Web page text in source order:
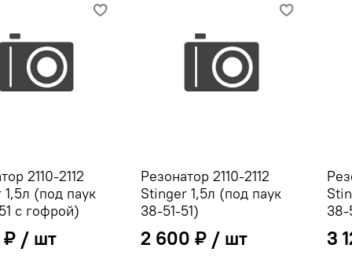
2110-2112
(под паук
с гофрой)
₽
Резонатор 2110-2112
Stinger 1,5л (под паук
38-51-51)
2 600 ₽
38-
3